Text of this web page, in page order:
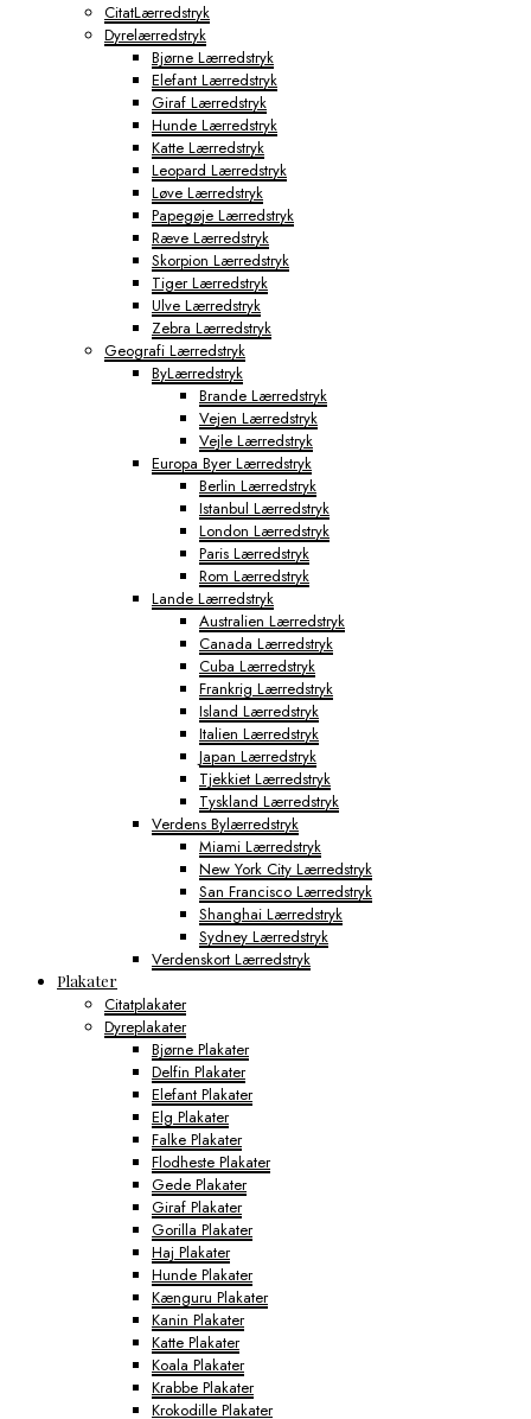
Japan Fototapeter
Kenya Fototapeter
Tyskland Fototapeter
Verdens Byfototapeter
Boston Fototapeter
Chicago Fototapeter
Los Angeles Fototapeter
Miami Fototapeter
New York City Fototapeter
Philadelphia Fototapeter
San Francisco Fototapeter
Shanghai Fototapeter
Sydney Fototapeter
Tokyo Fototapeter
Verdenskort Fototapeter
CitatLærredstryk
Dyrelærredstryk
Bjørne Lærredstryk
Elefant Lærredstryk
Giraf Lærredstryk
Hunde Lærredstryk
Katte Lærredstryk
Leopard Lærredstryk
Løve Lærredstryk
Papegøje Lærredstryk
Ræve Lærredstryk
Skorpion Lærredstryk
Tiger Lærredstryk
Ulve Lærredstryk
Zebra Lærredstryk
Geografi Lærredstryk
ByLærredstryk
Brande Lærredstryk
Vejen Lærredstryk
Vejle Lærredstryk
Europa Byer Lærredstryk
Berlin Lærredstryk
Istanbul Lærredstryk
London Lærredstryk
Paris Lærredstryk
Rom Lærredstryk
Lande Lærredstryk
Australien Lærredstryk
Canada Lærredstryk
Cuba Lærredstryk
Frankrig Lærredstryk
Island Lærredstryk
Italien Lærredstryk
Japan Lærredstryk
Tjekkiet Lærredstryk
Tyskland Lærredstryk
Verdens Bylærredstryk
Miami Lærredstryk
New York City Lærredstryk
San Francisco Lærredstryk
Shanghai Lærredstryk
Sydney Lærredstryk
Verdenskort Lærredstryk
Plakater
Citatplakater
Dyreplakater
Bjørne Plakater
Delfin Plakater
Elefant Plakater
Elg Plakater
Falke Plakater
Flodheste Plakater
Gede Plakater
Giraf Plakater
Gorilla Plakater
Haj Plakater
Hunde Plakater
Kænguru Plakater
Kanin Plakater
Katte Plakater
Koala Plakater
Krabbe Plakater
Krokodille Plakater